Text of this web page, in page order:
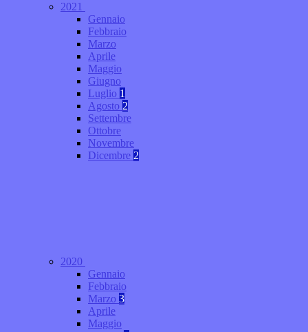
2021
Gennaio
Febbraio
Marzo
Aprile
Maggio
Giugno
Luglio 1
Agosto 2
Settembre
Ottobre
Novembre
Dicembre 2
2020
Gennaio
Febbraio
Marzo 3
Aprile
Maggio